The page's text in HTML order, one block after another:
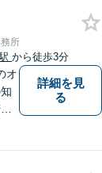
所
から徒歩3分
オ
詳細を見
る